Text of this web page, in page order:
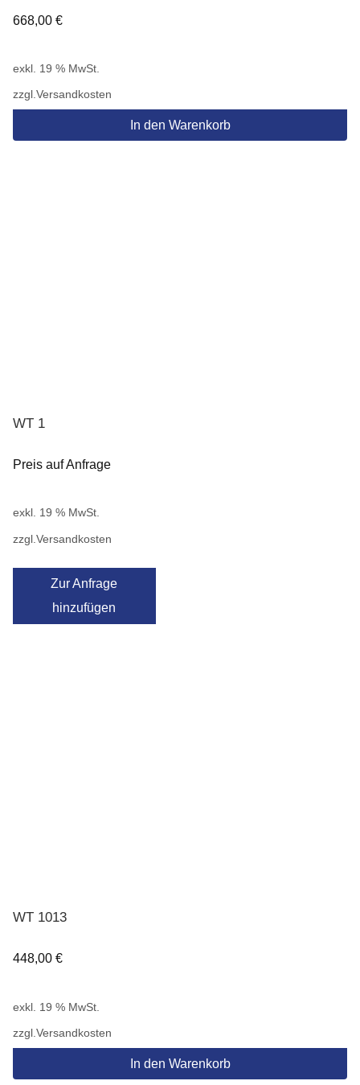
668,00 €
exkl. 19 % MwSt.
zzgl.Versandkosten
In den Warenkorb
WT 1
Preis auf Anfrage
exkl. 19 % MwSt.
zzgl. Versandkosten
Zur Anfrage
hinzufügen
WT 1013
448,00 €
exkl. 19 % MwSt.
zzgl. Versandkosten
In den Warenkorb